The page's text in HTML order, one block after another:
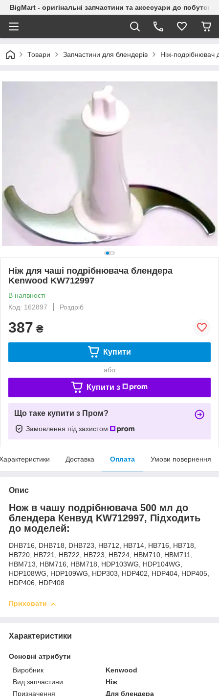
BigMart - оригінальні запчастини та аксесуари до побутової
Товари Запчастини для блендерів Ніж-подрібнювач
Ніж для чаші подрібнювача блендера
Kenwood KW712997
В наявності
Код: 162897
Роздріб
387 ₴
Купити
або
Купити з
Що таке купити з Пром?
Замовлення під захистом
Доставка Оплата Умови повернення
Опис
Нож в чашу подрібнювача 500 мл до
блендера Кенвуд KW712997, Підходить
до моделей:
DHB716, DHB718, DHB723, HB712, HB714, HB716, HB718,
HB720, HB721, HB722, HB723, HB724, HBM710, HBM711,
HBM713, HBM716, HBM718, HDP103WG, HDP104WG,
HDP108WG, HDP109WG, HDP303, HDP402, HDP404, HDP405,
HDP406, HDP408
Приховати
Характеристики
Основні атрибути
Виробник
Kenwood
Вид запчастини
Ніж
Призначення
Для блендера